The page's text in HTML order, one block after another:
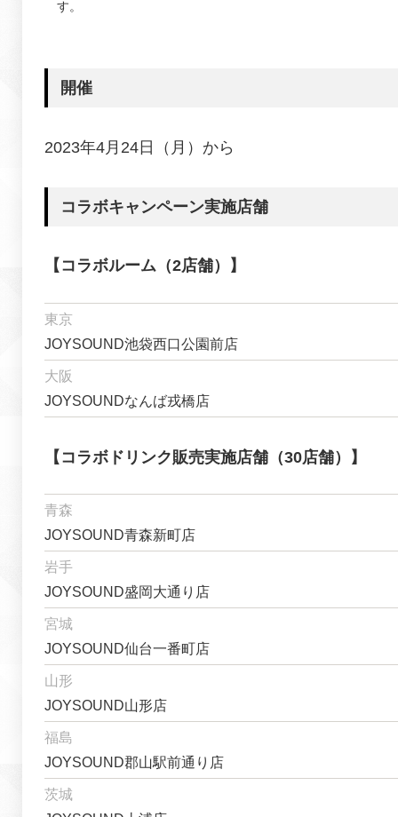
す。
開催
2023年4月24日（月）から
コラボキャンペーン実施店舗
【コラボルーム（2店舗）】
東京
JOYSOUND池袋西口公園前店
大阪
JOYSOUNDなんば戎橋店
【コラボドリンク販売実施店舗（30店舗）】
青森
JOYSOUND青森新町店
岩手
JOYSOUND盛岡大通り店
宮城
JOYSOUND仙台一番町店
山形
JOYSOUND山形店
福島
JOYSOUND郡山駅前通り店
茨城